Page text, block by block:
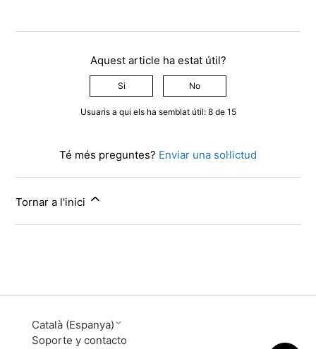
Aquest article ha estat útil?
Si No
Usuaris a qui els ha semblat útil: 8 de 15
Té més preguntes? Enviar una sol·lictud
Tornar a l'inici
Català (Espanya)
Soporte y contacto